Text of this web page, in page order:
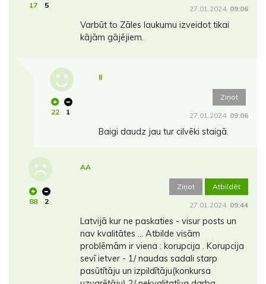
17 5 27.01.2024. 09:06
Varbūt to Zāles laukumu izveidot tikai
kājām gājējiem.
22 1
ll
Ziņot
27.01.2024. 09:06
Baigi daudz jau tur cilvēki staigā.
88 2
AA
Ziņot Atbildēt
27.01.2024. 09:44
Latvijā kur ne paskaties - visur posts un
nav kvalitātes ... Atbilde visām
problēmām ir viena : korupcija . Korupcija
sevī ietver - 1/ naudas sadali starp
pasūtītāju un izpildītāju(konkursa